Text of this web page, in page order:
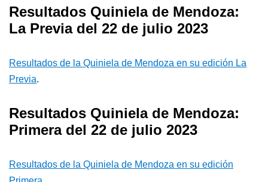
Resultados Quiniela de Mendoza:
La Previa del 22 de julio 2023
Resultados de la Quiniela de Mendoza en su edición La
Previa.
Resultados Quiniela de Mendoza:
Primera del 22 de julio 2023
Resultados de la Quiniela de Mendoza en su edición